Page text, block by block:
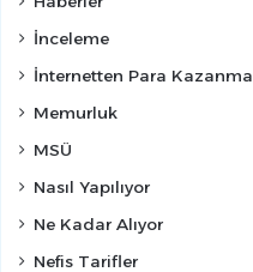
İnceleme
İnternetten Para Kazanma
Memurluk
MSÜ
Nasıl Yapılıyor
Ne Kadar Alıyor
Nefis Tarifler